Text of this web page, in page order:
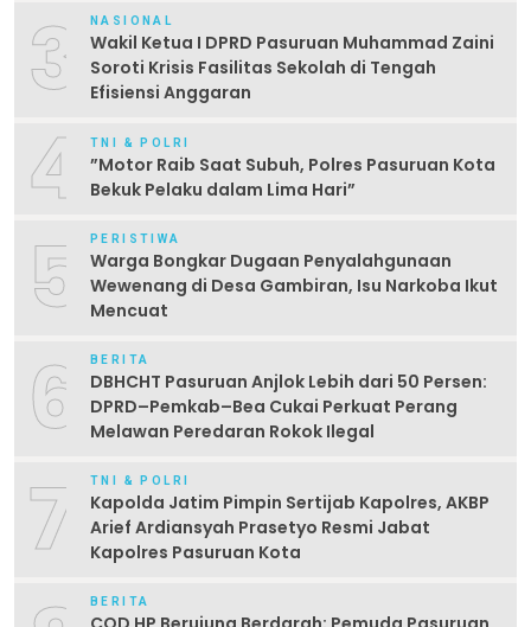
3 NASIONAL
Wakil Ketua I DPRD Pasuruan Muhammad Zaini
Soroti Krisis Fasilitas Sekolah di Tengah
Efisiensi Anggaran
4 TNI & POLRI
‎”Motor Raib Saat Subuh, Polres Pasuruan Kota
Bekuk Pelaku dalam Lima Hari” ‎
5 PERISTIWA
Warga Bongkar Dugaan Penyalahgunaan
Wewenang di Desa Gambiran, Isu Narkoba Ikut
Mencuat
6 BERITA
DBHCHT Pasuruan Anjlok Lebih dari 50 Persen:
DPRD–Pemkab–Bea Cukai Perkuat Perang
Melawan Peredaran Rokok Ilegal
7 TNI & POLRI
Kapolda Jatim Pimpin Sertijab Kapolres, AKBP
Arief Ardiansyah Prasetyo Resmi Jabat
Kapolres Pasuruan Kota
BERITA